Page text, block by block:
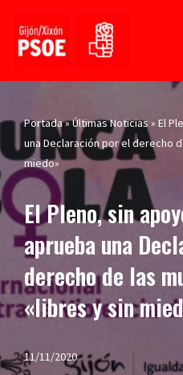
Saltar
contenido
Portada»Últimas Noticias » El
una Declaración por el derecho
miedo»
El Pleno, sin
aprueba una
derecho de las
«libres y sin
11/11/2020